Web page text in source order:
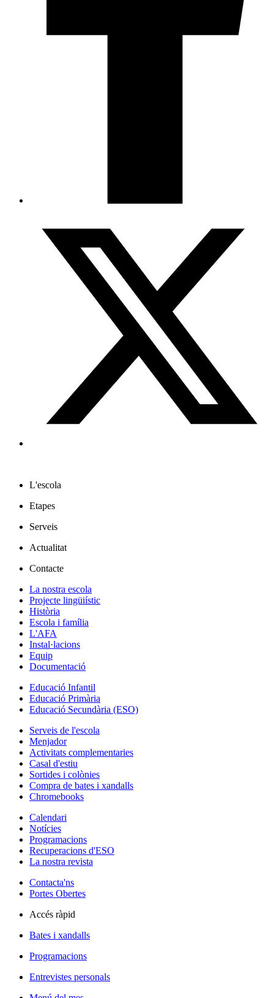
L'escola
Etapes
Serveis
Actualitat
Contacte
La nostra escola
Projecte lingüiístic
Història
Escola i família
L'AFA
Instal·lacions
Equip
Documentació
Educació Infantil
Educació Primària
Educació Secundària (ESO)
Serveis de l'escola
Menjador
Activitats complementaries
Casal d'estiu
Sortides i colònies
Compra de bates i xandalls
Chromebooks
Calendari
Notícies
Programacions
Recuperacions d'ESO
La nostra revista
Contacta'ns
Portes Obertes
Accés ràpid
Bates i xandalls
Programacions
Entrevistes personals